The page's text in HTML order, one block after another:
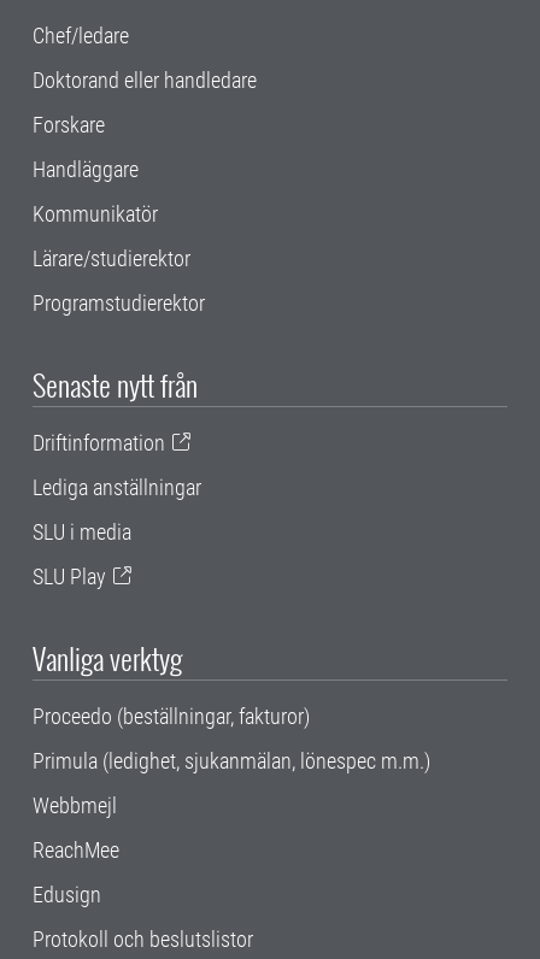
Chef/ledare
Doktorand eller handledare
Forskare
Handläggare
Kommunikatör
Lärare/studierektor
Programstudierektor
Senaste nytt från
Driftinformation
Lediga anställningar
SLU i media
SLU Play
Vanliga verktyg
Proceedo (beställningar, fakturor)
Primula (ledighet, sjukanmälan, lönespec m.m.)
Webbmejl
ReachMee
Edusign
Protokoll och beslutslistor